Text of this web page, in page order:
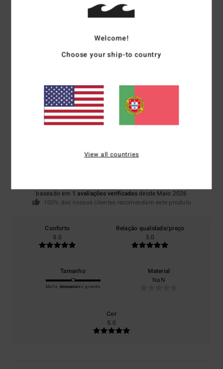
80% neopreno, 20% nylon
Envio& Devoluciones
Avaliações dos clientes
5.0
baseado em 1 avaliações verificadasdesde Maio 2026
100% dos nossos clientes recomendam este produto
Conforto
5.0
Relação qualidade/preço
5.0
Tamanho
Muito pequeno
Demasiado grande
Material
NaN
Cor
5.0
Welcome!
Choose your ship-to country
View all countries